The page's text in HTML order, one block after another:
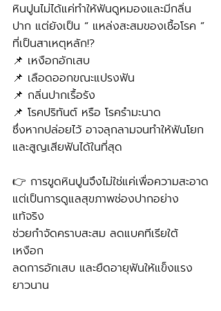
หินปูนไม่ได้แค่ทำให้ฟันดูหมองและมีกลิ่น
ปาก แต่ยังเป็น “ แหล่งสะสมของเชื้อโรค ”
ที่เป็นสาเหตุหลัก!?
📌 เหงือกอักเสบ
📌 เลือดออกขณะแปรงฟัน
📌 กลิ่นปากเรื้อรัง
📌 โรคปริทันต์ หรือ โรครำมะนาด
ซึ่งหากปล่อยไว้ อาจลุกลามจนทำให้ฟันโยก
และสูญเสียฟันได้ในที่สุด
👉 การขูดหินปูนจึงไม่ใช่แค่เพื่อความสะอาด
แต่เป็นการดูแลสุขภาพช่องปากอย่าง
แท้จริง
ช่วยกำจัดคราบสะสม ลดแบคทีเรียใต้
เหงือก
ลดการอักเสบ และยืดอายุฟันให้แข็งแรง
ยาวนาน